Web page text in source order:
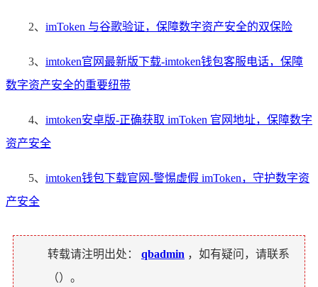
2、 imToken 与谷歌验证，保障数字资产安全的双保险
3、 imtoken官网最新版下载-imtoken钱包客服电话，保障
数字资产安全的重要纽带
4、 imtoken安卓版-正确获取 imToken 官网地址，保障数字
资产安全
5、 imtoken钱包下载官网-警惕虚假 imToken，守护数字资
产安全
转载请注明出处： qbadmin ，如有疑问，请联系
（）。